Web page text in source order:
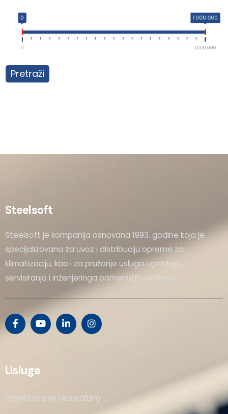
0 1.000.000
0 1.000.000
Pretraži
Steelsoft
Steelsoft je kompanija osnovana 1993. godine koja je
specijalizovana za uvoz i distribuciju opreme za
klimatizaciju, kao i za pružanje usluga ugradnje,
servisiranja i inženjeringa pomenutih sistema.
Usluge
Projektovanje i konsalting